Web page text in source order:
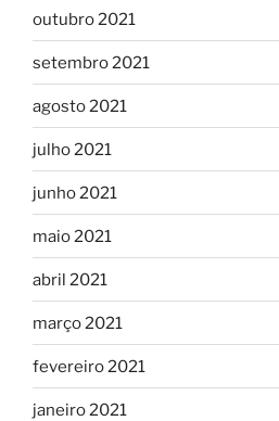
outubro 2021
setembro 2021
agosto 2021
julho 2021
junho 2021
maio 2021
abril 2021
março 2021
fevereiro 2021
janeiro 2021